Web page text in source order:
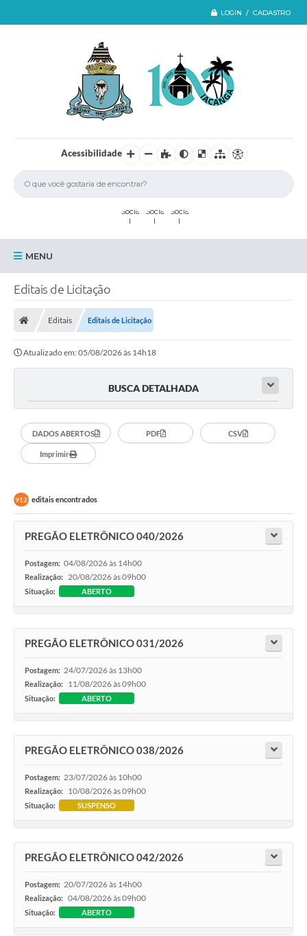
LOGIN / CADASTRO
Acessibilidade
MENU
Iacanga
Diário Oficial
Cartas de Serviços
Editais
Transparência
Internet Gratuita
FAQ / Perguntas e Respostas Frequentes
Editais de Licitação
Editais Editais de Licitação
Atualizado em: 05/08/2026 às 14h18
BUSCA DETALHADA
DADOS ABERTOS PDF CSV
Imprimir
912 editais encontrados
PREGÃO ELETRÔNICO 040/2026
Postagem: 04/08/2026 às 14h00
Realização: 20/08/2026 às 09h00
Situação: ABERTO
PREGÃO ELETRÔNICO 031/2026
Postagem: 24/07/2026 às 13h00
Realização: 11/08/2026 às 09h00
Situação: ABERTO
PREGÃO ELETRÔNICO 038/2026
Postagem: 23/07/2026 às 10h00
Realização: 10/08/2026 às 09h00
Situação: SUSPENSO
PREGÃO ELETRÔNICO 042/2026
Postagem: 20/07/2026 às 14h00
Realização: 04/08/2026 às 09h00
Situação: ABERTO